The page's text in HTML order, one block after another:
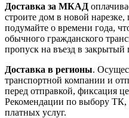
Доставка за МКАД
строите дом в новой нарезке,
подумайте о времени года,
обычного гражданского
пропуск на въезд в закрытый
Доставка в регионы.
транспортной компании и
перед отправкой, фиксация
Рекомендации по выбору ТК,
платных услуг.